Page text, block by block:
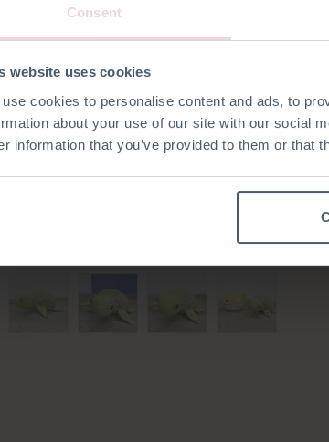
Consent
website uses cookies
use cookies to personalise content and ads, to
about your use of our site with our social
information that you’ve provided to them or that